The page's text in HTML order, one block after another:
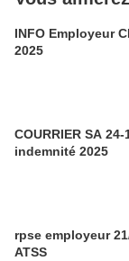
INFO Employeur
2025
COURRIER SA
indemnité 2025
rpse employeur
ATSS